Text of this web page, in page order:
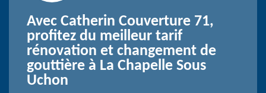
Avec Catherin Couverture 71,
profitez du meilleur tarif
rénovation et changement de
gouttière à La Chapelle Sous
Uchon